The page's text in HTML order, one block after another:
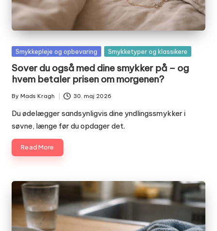
Posted
Smykkepleje og opbevaring Smykketyper og klassikere
Sover du også med dine smykker på – og
hvem betaler prisen om morgenen?
Posted
by
By Mads Kragh 30. maj 2026
Du ødelægger sandsynligvis dine yndlingssmykker i
søvne, længe før du opdager det.
Read More